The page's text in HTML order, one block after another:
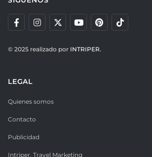
© 2025 realizado por INTRIPER.
LEGAL
Quienes somos
Contacto
Publicidad
Intriper. Travel Marketing